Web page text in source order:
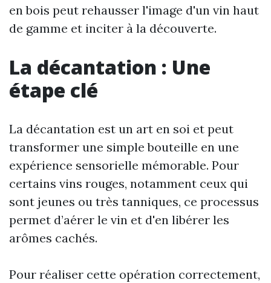
en bois peut rehausser l'image d'un vin haut
de gamme et inciter à la découverte.
La décantation : Une
étape clé
La décantation est un art en soi et peut
transformer une simple bouteille en une
expérience sensorielle mémorable. Pour
certains vins rouges, notamment ceux qui
sont jeunes ou très tanniques, ce processus
permet d’aérer le vin et d'en libérer les
arômes cachés.
Pour réaliser cette opération correctement,